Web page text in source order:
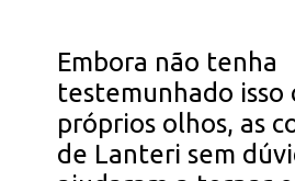
Embora não tenha
testemunhado isso
próprios olhos, as
de Lanteri sem